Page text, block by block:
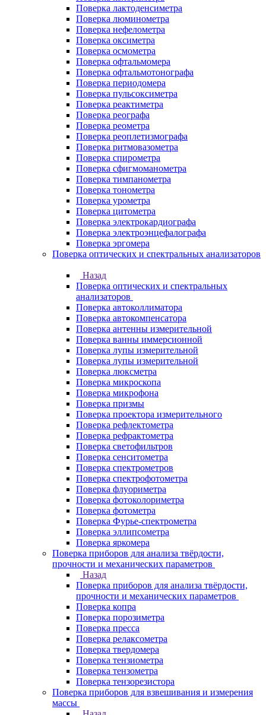
Поверка лактоденсиметра
Поверка люминометра
Поверка нефелометра
Поверка оксиметра
Поверка осмометра
Поверка офтальмомера
Поверка офтальмотонографа
Поверка периодомера
Поверка пульсоксиметра
Поверка реактиметра
Поверка реографа
Поверка реометра
Поверка реоплетизмографа
Поверка ритмовазометра
Поверка спирометра
Поверка сфигмоманометра
Поверка тимпанометра
Поверка тонометра
Поверка урометра
Поверка цитометра
Поверка электрокардиографа
Поверка электроэнцефалографа
Поверка эргомера
Поверка оптических и спектральных анализаторов
Назад
Поверка оптических и спектральных
анализаторов
Поверка автоколлиматора
Поверка автокомпенсатора
Поверка антенны измерительной
Поверка ванны иммерсионной
Поверка лупы измерительной
Поверка лупы измерительной
Поверка люксметра
Поверка микроскопа
Поверка микрофона
Поверка призмы
Поверка проектора измерительного
Поверка рефлектометра
Поверка рефрактометра
Поверка светофильтров
Поверка сенситометра
Поверка спектрометров
Поверка спектрофотометра
Поверка флуориметра
Поверка фотоколориметра
Поверка фотометра
Поверка Фурье-спектрометра
Поверка эллипсометра
Поверка яркомера
Поверка приборов для анализа твёрдости,
прочности и механических параметров
Назад
Поверка приборов для анализа твёрдости,
прочности и механических параметров
Поверка копра
Поверка порозиметра
Поверка пресса
Поверка релаксометра
Поверка твердомера
Поверка тензиометра
Поверка тензометра
Поверка тензорезистора
Поверка приборов для взвешивания и измерения
массы